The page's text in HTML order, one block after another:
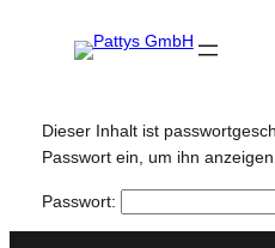
Dieser Inhalt ist
Passwort ein, um ihn
Passwort: